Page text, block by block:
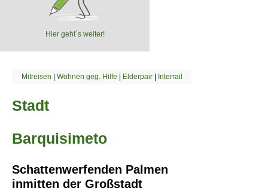
Hier geht´s weiter!
Mitreisen | Wohnen geg. Hilfe | Elderpair| Interrail
Stadt
Barquisimeto
Schattenwerfenden Palmen
inmitten der Großstadt